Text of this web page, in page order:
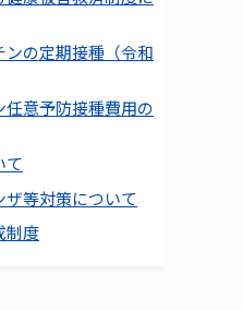
の定期接種（令和
意予防接種費用の
て
等対策について
制度